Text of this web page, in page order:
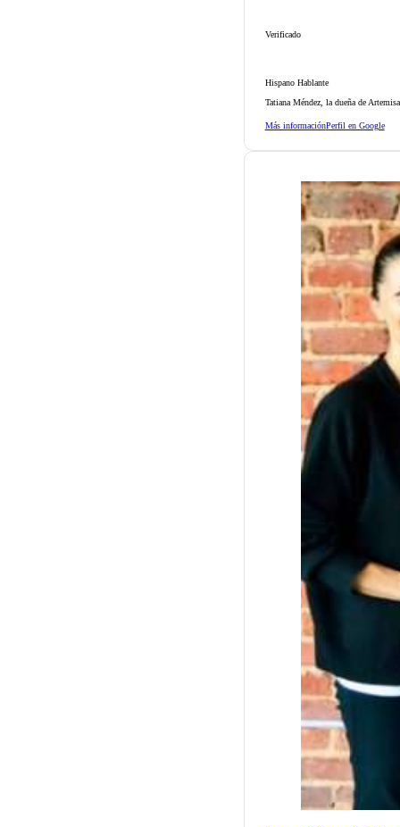
Verificado
Hispano Hablante
Tatiana Méndez, la dueña de
Más informaciónPerfil en Google